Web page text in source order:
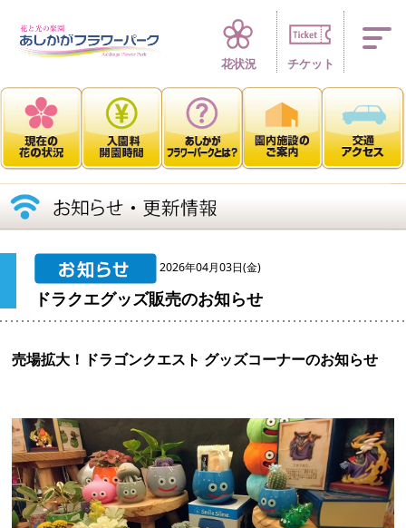
四季折々 花の
花状況 チケット
2026年04月03日(金)
ドラクエグッズ販売のお知らせ
売場拡大！ドラゴンクエスト グッズコーナーのお知らせ